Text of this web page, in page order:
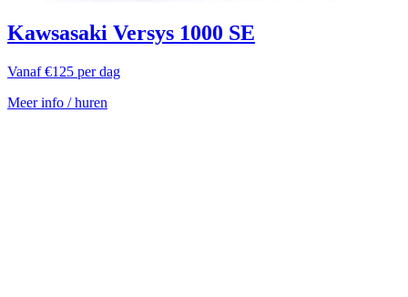
Kawsasaki Versys 1000 SE
Vanaf €125 per dag
Meer info / huren